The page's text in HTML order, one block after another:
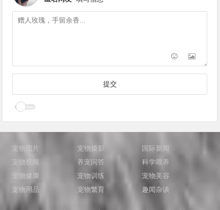
宠物图片 宠物摄影
国际新闻
宠物视频
养宠问答
科学喂养
宠物健康
宠物训练
宠物美容
宠物用品
宠物繁育 趣闻杂谈